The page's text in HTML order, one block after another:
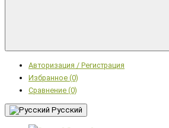
Авторизация / Регистрация
Избранное (0)
Сравнение (0)
Русский